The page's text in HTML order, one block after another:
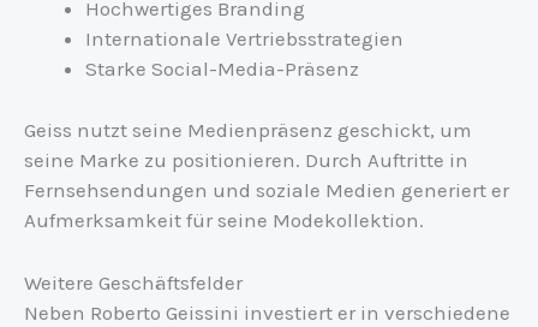
Hochwertiges Branding
Internationale Vertriebsstrategien
Starke Social-Media-Präsenz
Geiss nutzt seine Medienpräsenz geschickt, um
seine Marke zu positionieren. Durch Auftritte in
Fernsehsendungen und soziale Medien generiert er
Aufmerksamkeit für seine Modekollektion.
Weitere Geschäftsfelder
Neben Roberto Geissini investiert er in verschiedene